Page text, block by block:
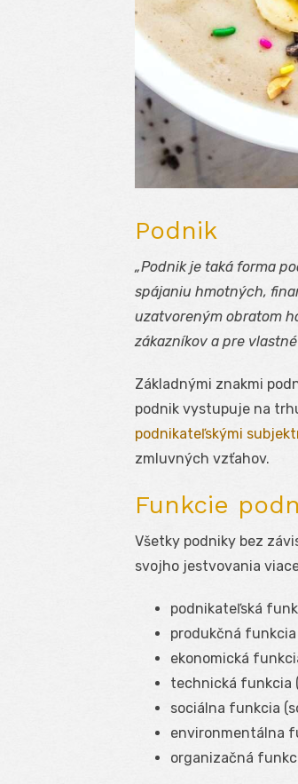
Podnik
„Podnik je taká forma
spájaniu hmotných,
uzatvoreným obratom
zákazníkov a pre
Základnými znakmi
podnik vystupuje na
podnikateľskými
zmluvných vzťahov.
Funkcie
Všetky podniky bez
svojho jestvovania
podnikateľská
produkčná
ekonomická
technická funkcia
sociálna funkcia
environmentálna
organizačná